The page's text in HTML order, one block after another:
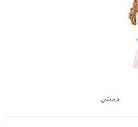
دميتي